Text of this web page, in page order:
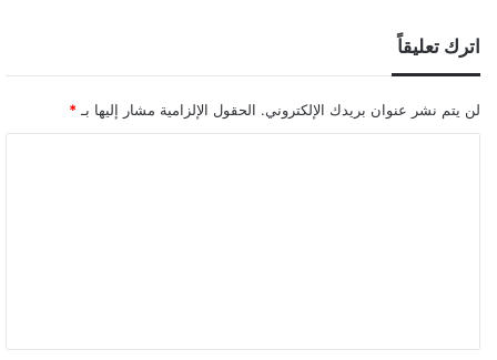
اترك تعليقاً
لن يتم نشر عنوان بريدك الإلكتروني. الحقول الإلزامية مشار إليها بـ *
ق